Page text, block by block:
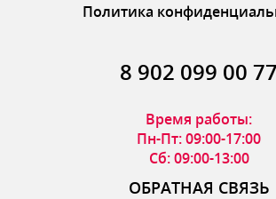
Политика
8 902 099 00 77
Время работы:
Пн-Пт: 09:00-17:00
Сб: 09:00-13:00
ОБРАТНАЯ СВЯЗЬ